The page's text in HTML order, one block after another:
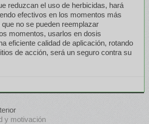
reduzcan el uso de herbicidas, hará
efectivos en los momentos más
no se pueden reemplazar
momentos, usarlos en dosis
eficiente calidad de aplicación, rotando
de acción, será un seguro contra su
y motivación